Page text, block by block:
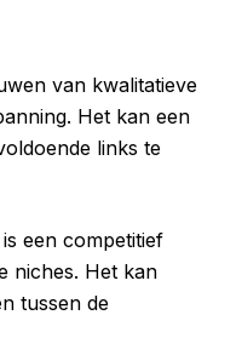
van kwalitatieve
Het kan een
links te
een competitief
niches. Het kan
tussen de